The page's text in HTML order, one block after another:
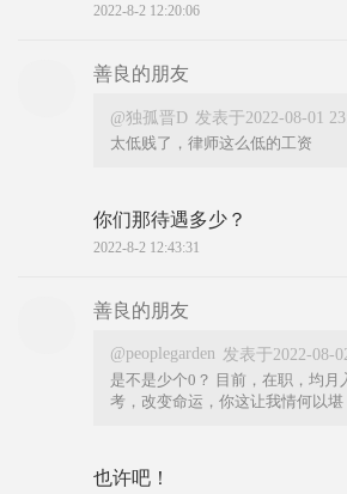
2022-8-2 12:20:06
善良的朋友
@独孤晋D 发表于2022-08-01
太低贱了，律师这么低的工资
你们那待遇多少？
2022-8-2 12:43:31
善良的朋友
@peoplegarden 发表于2022-08-
是不是少个0？ 目前，在职，均月
考，改变命运，你这让我情何以堪
也许吧！